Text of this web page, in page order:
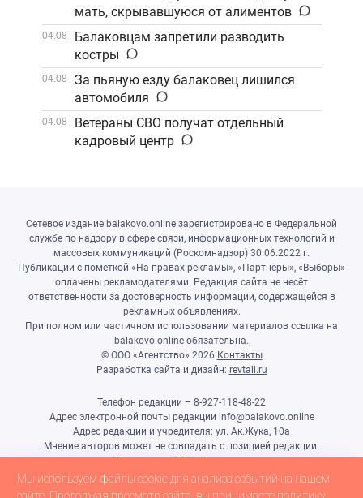
мать, скрывавшуюся от алиментов
04.08
Балаковцам запретили разводить
костры
04.08
За пьяную езду балаковец лишился
автомобиля
04.08
Ветераны СВО получат отдельный
кадровый центр
Сетевое издание balakovo.online зарегистрировано в Федеральной
службе по надзору в сфере связи, информационных технологий и
массовых коммуникаций (Роскомнадзор) 30.06.2022 г.
Публикации с пометкой «На правах рекламы», «Партнёры», «Выборы»
оплачены рекламодателями. Редакция сайта не несёт
ответственности за достоверность информации, содержащейся в
рекламных объявлениях.
При полном или частичном использовании материалов ссылка на
balakovo.online обязательна.
© ООО «Агентство» 2026 Контакты
Разработка сайта и дизайн: revtail.ru
Телефон редакции – 8-927-118-48-22
Адрес электронной почты редакции info@balakovo.online
Адрес редакции и учредителя: ул. Ак.Жука, 10а
Мнение авторов может не совпадать с позицией редакции.
Учредитель: ООО «Агентство»
Гл.редактор Ивлиева Н.Н.
Настоящий ресурс может содержать материалы 18+
Мы используем файлы cookie для анализа событий на нашем